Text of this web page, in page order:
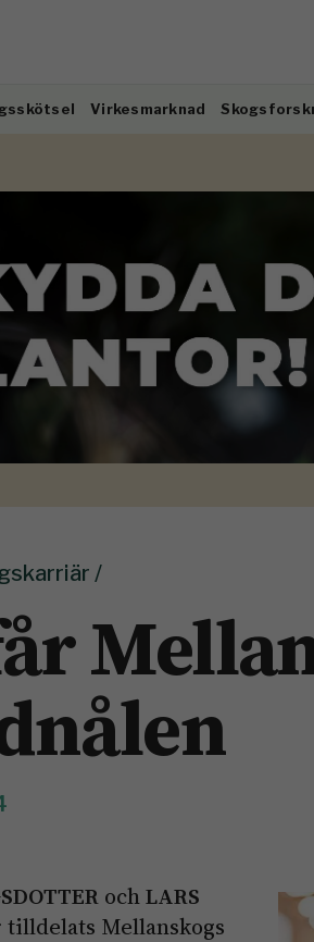
Virkesmarknad
/
ochLARS
tilldelats Mellanskogs